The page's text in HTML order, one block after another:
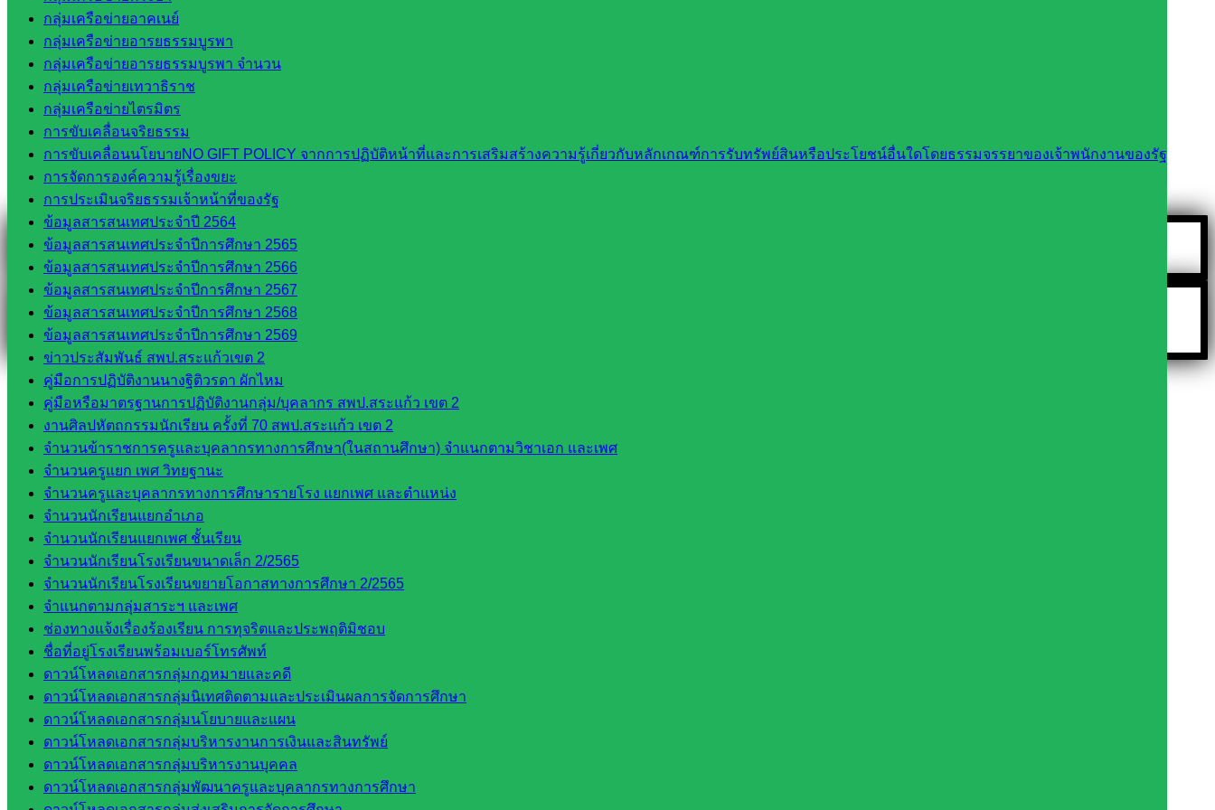
กลุ่มเครือข่ายอาคเนย์
กลุ่มเครือข่ายอารยธรรมบูรพา
กลุ่มเครือข่ายอารยธรรมบูรพา จำนวน
กลุ่มเครือข่ายเทวาธิราช
กลุ่มเครือข่ายไตรมิตร
การขับเคลื่อนจริยธรรม
การขับเคลื่อนนโยบายNO GIFT POLICY จากการปฏิบัติหน้าที่และการเสริมสร้างความรู้เกี่ยวกับหลักเกณฑ์การรับทรัพย์สินหรือประโยชน์อื่นใดโดยธรรมจรรยาของเจ้าพนักงานของรัฐ
การจัดการองค์ความรู้เรื่องขยะ
การประเมินจริยธรรมเจ้าหน้าที่ของรัฐ
ข้อมูลสารสนเทศประจำปี 2564
ข้อมูลสารสนเทศประจำปีการศึกษา 2565
ข้อมูลสารสนเทศประจำปีการศึกษา 2566
ข้อมูลสารสนเทศประจำปีการศึกษา 2567
ข้อมูลสารสนเทศประจำปีการศึกษา 2568
ข้อมูลสารสนเทศประจำปีการศึกษา 2569
ข่าวประสัมพันธ์ สพป.สระแก้วเขต 2
คู่มือการปฏิบัติงานนางฐิติวรดา ผักไหม
คู่มือหรือมาตรฐานการปฏิบัติงานกลุ่ม/บุคลากร สพป.สระแก้ว เขต 2
งานศิลปหัตถกรรมนักเรียน ครั้งที่ 70 สพป.สระแก้ว เขต 2
จำนวนข้าราชการครูและบุคลากรทางการศึกษา(ในสถานศึกษา) จำแนกตามวิชาเอก และเพศ
จำนวนครูแยก เพศ วิทยฐานะ
จำนวนครูและบุคลากรทางการศึกษารายโรง แยกเพศ และตำแหน่ง
จำนวนนักเรียนแยกอำเภอ
จำนวนนักเรียนแยกเพศ ชั้นเรียน
จำนวนนักเรียนโรงเรียนขนาดเล็ก 2/2565
จำนวนนักเรียนโรงเรียนขยายโอกาสทางการศึกษา 2/2565
จำแนกตามกลุ่มสาระฯ และเพศ
ช่องทางแจ้งเรื่องร้องเรียน การทุจริตและประพฤติมิชอบ
ชื่อที่อยู่โรงเรียนพร้อมเบอร์โทรศัพท์
ดาวน์โหลดเอกสารกลุ่มกฎหมายและคดี
ดาวน์โหลดเอกสารกลุ่มนิเทศติดตามและประเมินผลการจัดการศึกษา
ดาวน์โหลดเอกสารกลุ่มนโยบายและแผน
ดาวน์โหลดเอกสารกลุ่มบริหารงานการเงินและสินทรัพย์
ดาวน์โหลดเอกสารกลุ่มบริหารงานบุคคล
ดาวน์โหลดเอกสารกลุ่มพัฒนาครูและบุคลากรทางการศึกษา
Tel 037-232263:
Messenger
Facebook